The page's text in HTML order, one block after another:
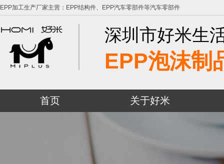
EPP加工生产厂家主营：EPP结构件、EPP汽车零部件等汽车零部件
深圳市好米生
EPP泡沫制
首页 关于好米